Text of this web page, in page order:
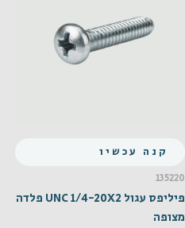
קנה עכשיו
135220
פיליפס עגול UNC 1/4-20X2 פלדה
מצופה